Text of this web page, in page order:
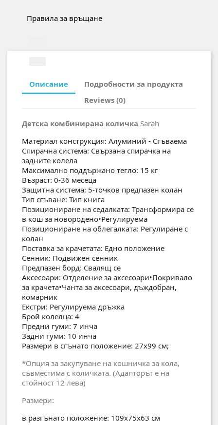
Правила за връщане
Описание
Подробности за продукта
Reviews (0)
Детска комбинирана количка Sarah
Материал конструкция: Алуминий - Сгъваема
Спирачна система: Свързана спирачка на
задните колела
Максимално поддържано тегло: 15 кг
Възраст: 0-36 месеца
Защитна система: 5-точков предпазен колан
Тип сгъване: Тип книга
Позициониране на седалката: Трансформира се
в кош за новородено•Регулируема
Позициониране на облегалката: Регулиране с
колан
Поставка за крачетата: Едно положение
Сенник: Подвижен сенник
Предпазен борд: Свалящ се
Аксесоари: Отделение за аксесоари•Покривало
за крачета•Чанта за аксесоари, дъждобран,
комарник
Екстри: Регулируема дръжка
Брой колелца: 4
Предни гуми: 7 инча
Задни гуми: 10 инча
Размери в сгънато положение: 27х99 см;
*Опция за закупуване на кошничка за кола,
съвместима с количката. (Адапторът е на
стойност 12 лева)
Размери:
в разгънато положение: 109x75x63 см